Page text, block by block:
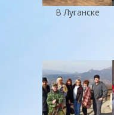
В Луганске